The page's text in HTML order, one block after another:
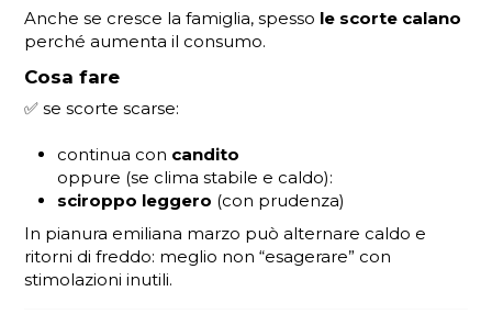
Anche se cresce la famiglia, spesso le scorte calano
perché aumenta il consumo.
Cosa fare
✅ se scorte scarse:
continua con candito
oppure (se clima stabile e caldo):
sciroppo leggero (con prudenza)
In pianura emiliana marzo può alternare caldo e
ritorni di freddo: meglio non “esagerare” con
stimolazioni inutili.